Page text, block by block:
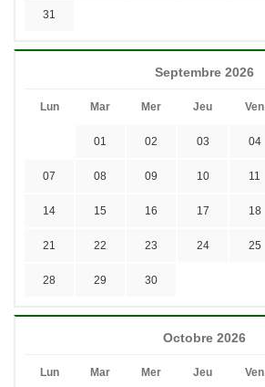
31
Septembre 2026
Lun Mar Mer Jeu Ven
01 02 03 04
07 08 09 10 11
14 15 16 17 18
21 22 23 24 25
28 29 30
Octobre 2026
Lun Mar Mer Jeu Ven